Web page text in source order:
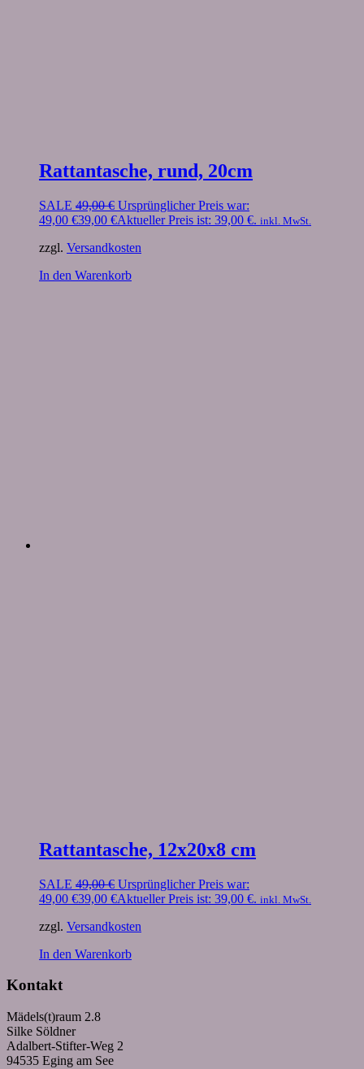
Rattantasche, rund, 20cm
SALE 49,00€ Ursprünglicher Preis war:
49,00 €39,00 €Aktueller Preis ist: 39,00 €. inkl. MwSt.
zzgl. Versandkosten
In den Warenkorb
Rattantasche, 12x20x8 cm
SALE 49,00€ Ursprünglicher Preis war:
49,00 €39,00 €Aktueller Preis ist: 39,00 €. inkl. MwSt.
zzgl. Versandkosten
In den Warenkorb
Kontakt
Mädels(t)raum 2.8
Silke Söldner
Adalbert-Stifter-Weg 2
94535 Eging am See